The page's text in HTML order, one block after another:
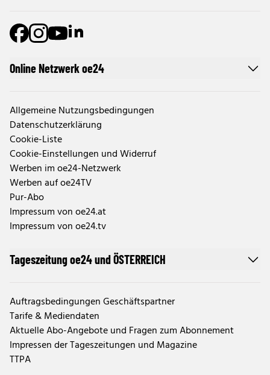
Online Netzwerk oe24
Allgemeine Nutzungsbedingungen
Datenschutzerklärung
Cookie-Liste
Cookie-Einstellungen und Widerruf
Werben im oe24-Netzwerk
Werben auf oe24TV
Pur-Abo
Impressum von oe24.at
Impressum von oe24.tv
Tageszeitung oe24 und ÖSTERREICH
Auftragsbedingungen Geschäftspartner
Tarife & Mediendaten
Aktuelle Abo-Angebote und Fragen zum Abonnement
Impressen der Tageszeitungen und Magazine
TTPA